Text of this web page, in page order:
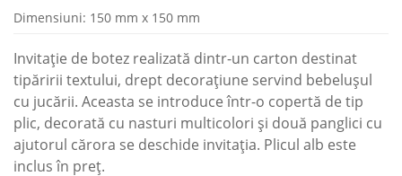
Dimensiuni: 150 mm x 150 mm
Invitație de botez realizată dintr-un carton destinat
tipăririi textului, drept decorațiune servind bebelușul
cu jucării. Aceasta se introduce într-o copertă de tip
plic, decorată cu nasturi multicolori și două panglici cu
ajutorul cărora se deschide invitația. Plicul alb este
inclus în preț.